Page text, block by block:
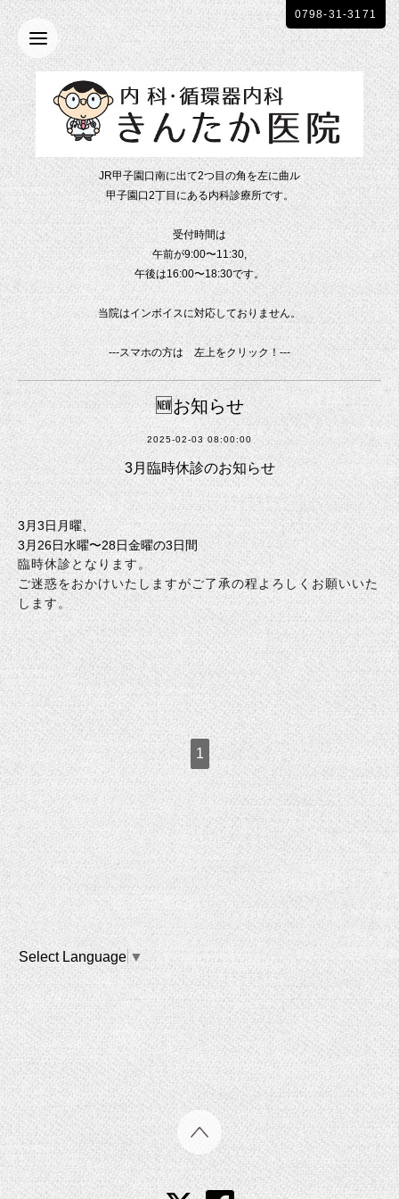
JR甲子園口南に出て2つ目の角を左に曲ル
甲子園口2丁目にある内科診療所です。
受付時間は
午前が9:00〜11:30,
午後は16:00〜18:30です。
当院はインボイスに対応しておりません。
---スマホの方は 左上をクリック！---
0798-31-3171
🆕お知らせ
2025-02-03 08:00:00
3月臨時休診のお知らせ
3月3日月曜、
3月26日水曜〜28日金曜の3日間
臨時休診となります。
ご迷惑をおかけいたしますがご了承の程よろしくお願いいた
します。
1
Select Language ▼